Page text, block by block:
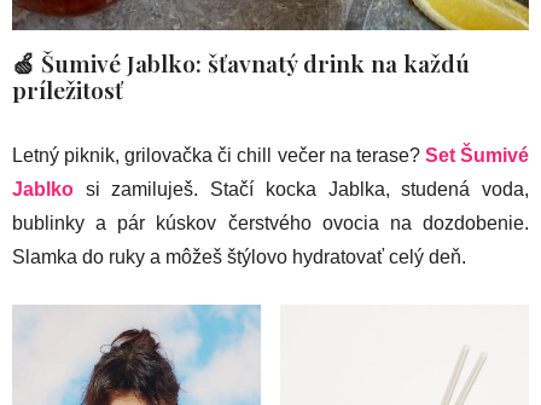
🍏 Šumivé Jablko: šťavnatý drink na každú
príležitosť
Letný piknik, grilovačka či chill večer na terase? Set Šumivé
Jablko si zamiluješ. Stačí kocka Jablka, studená voda,
bublinky a pár kúskov čerstvého ovocia na dozdobenie.
Slamka do ruky a môžeš štýlovo hydratovať celý deň.